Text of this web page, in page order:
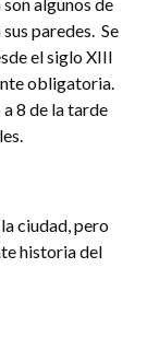
paredes. Se
el siglo XIII
obligatoria.
8 de la tarde
ciudad, pero
historia del